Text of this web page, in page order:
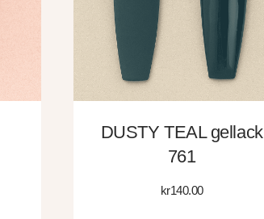
DUSTY TEAL gellack
761
kr140.00